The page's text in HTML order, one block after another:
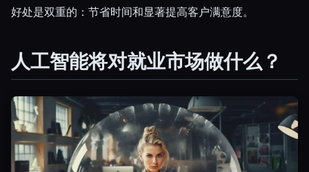
好处是双重的：节省时间和显著提高客户满意度。
人工智能将对就业市场做什么？